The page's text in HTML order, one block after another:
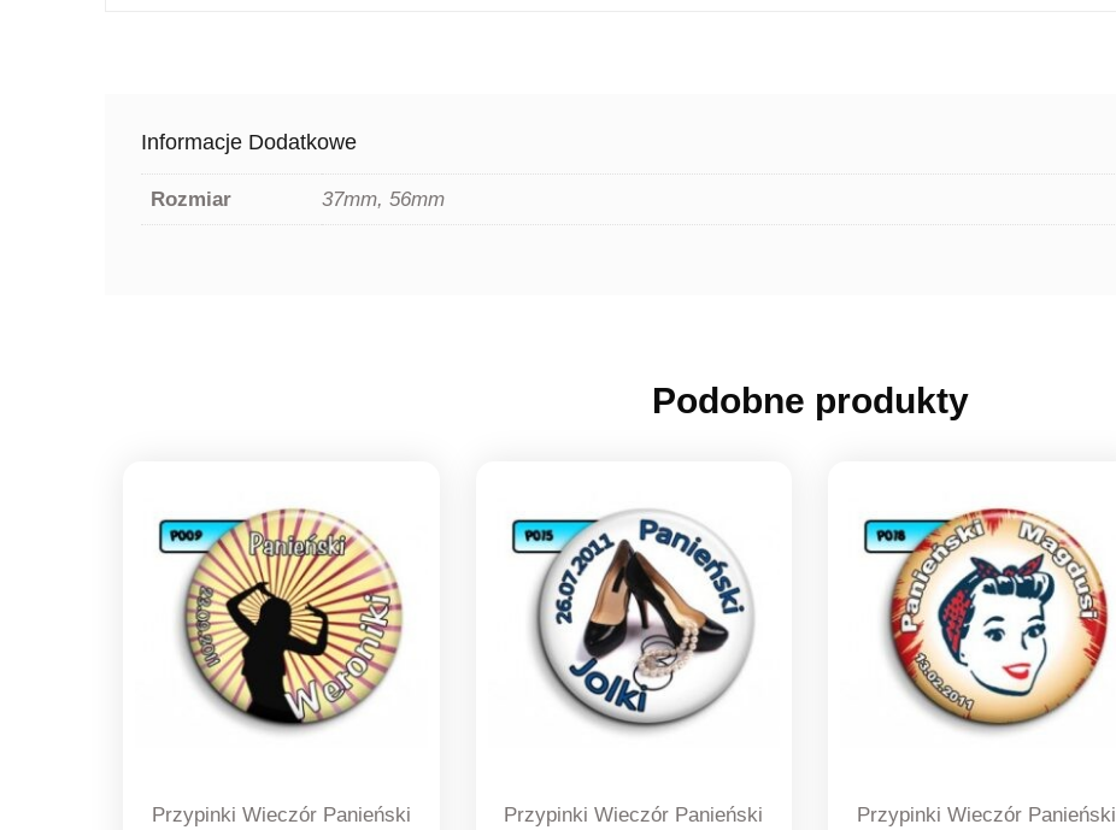
Informacje Dodatkowe
Rozmiar 37mm, 56mm
Podobne produkty
Przypinki Wieczór Panieński Przypinki Wieczór Panieński Przypinki Wieczór Panieński